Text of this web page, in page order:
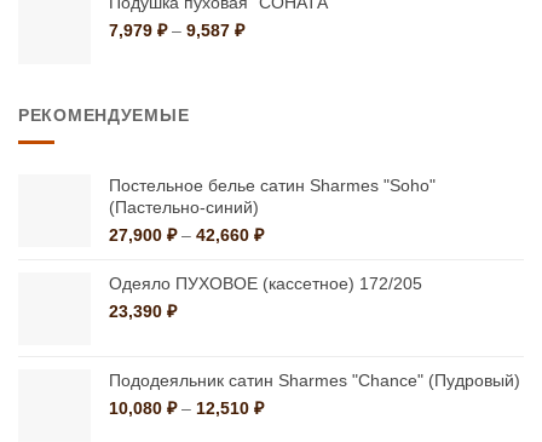
1,499 ₽
7,979 ₽ – 9,587 ₽Диапазон
РЕКОМЕНДУЕМЫЕ
Постельное белье сатин Sharmes "Soho"
(Пастельно-синий)
27,900 ₽ – 42,660 ₽Диапазон
27,900 ₽
Одеяло ПУХОВОЕ (кассетное) 172/205
23,390 ₽
Пододеяльник сатин Sharmes "Chance" (Пудровый)
10,080 ₽ – 12,510 ₽Диапазон